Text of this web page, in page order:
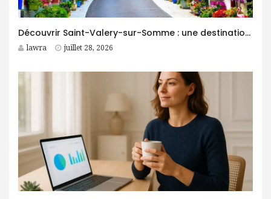
Découvrir Saint-Valery-sur-Somme : une destination idéale pour des vacances entre nature et patrimoine
lawra juillet 28, 2026